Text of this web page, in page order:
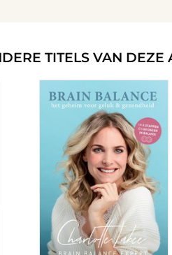
TITELS VAN DEZE